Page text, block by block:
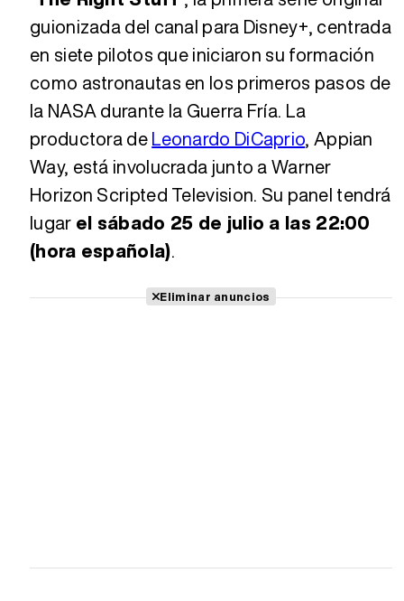
guionizada del canal para Disney+, centrada
en siete pilotos que iniciaron su formación
como astronautas en los primeros pasos de
la NASA durante la Guerra Fría. La
productora deLeonardo DiCaprio, Appian
Way, está involucrada junto a Warner
Horizon Scripted Television. Su panel tendrá
lugar el sábado 25 de julio a las 22:00
(hora española).
Eliminar anuncios